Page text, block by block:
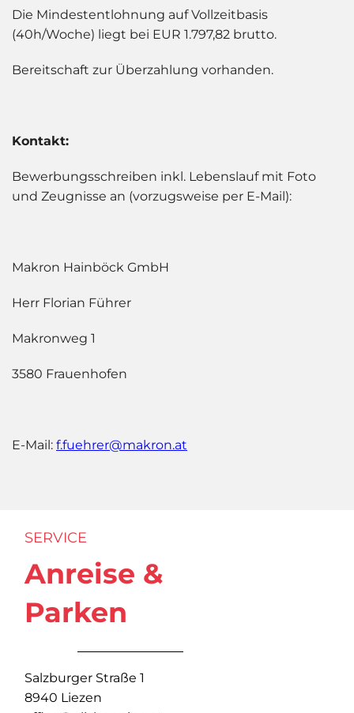
Die Mindestentlohnung auf Vollzeitbasis
(40h/Woche) liegt bei EUR 1.797,82 brutto.
Bereitschaft zur Überzahlung vorhanden.
Kontakt:
Bewerbungsschreiben inkl. Lebenslauf mit Foto
und Zeugnisse an (vorzugsweise per E-Mail):
Makron Hainböck GmbH
Herr Florian Führer
Makronweg 1
3580 Frauenhofen
E-Mail: f.fuehrer@makron.at
SERVICE
Anreise &
Parken
Salzburger Straße 1
8940 Liezen